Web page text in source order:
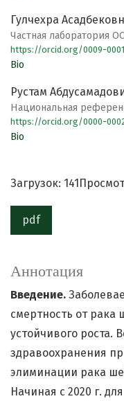
Гулчехра
Частная лаборатория
https://orcid.org/0009-
Bio
Рустам
Национальная
https://orcid.org/0000-
Bio
Загрузок: 141
pdf
Аннотация
Введение.
смертность от
устойчивого роста.
здравоохранения
элиминации рака
Начиная с 2020 г.